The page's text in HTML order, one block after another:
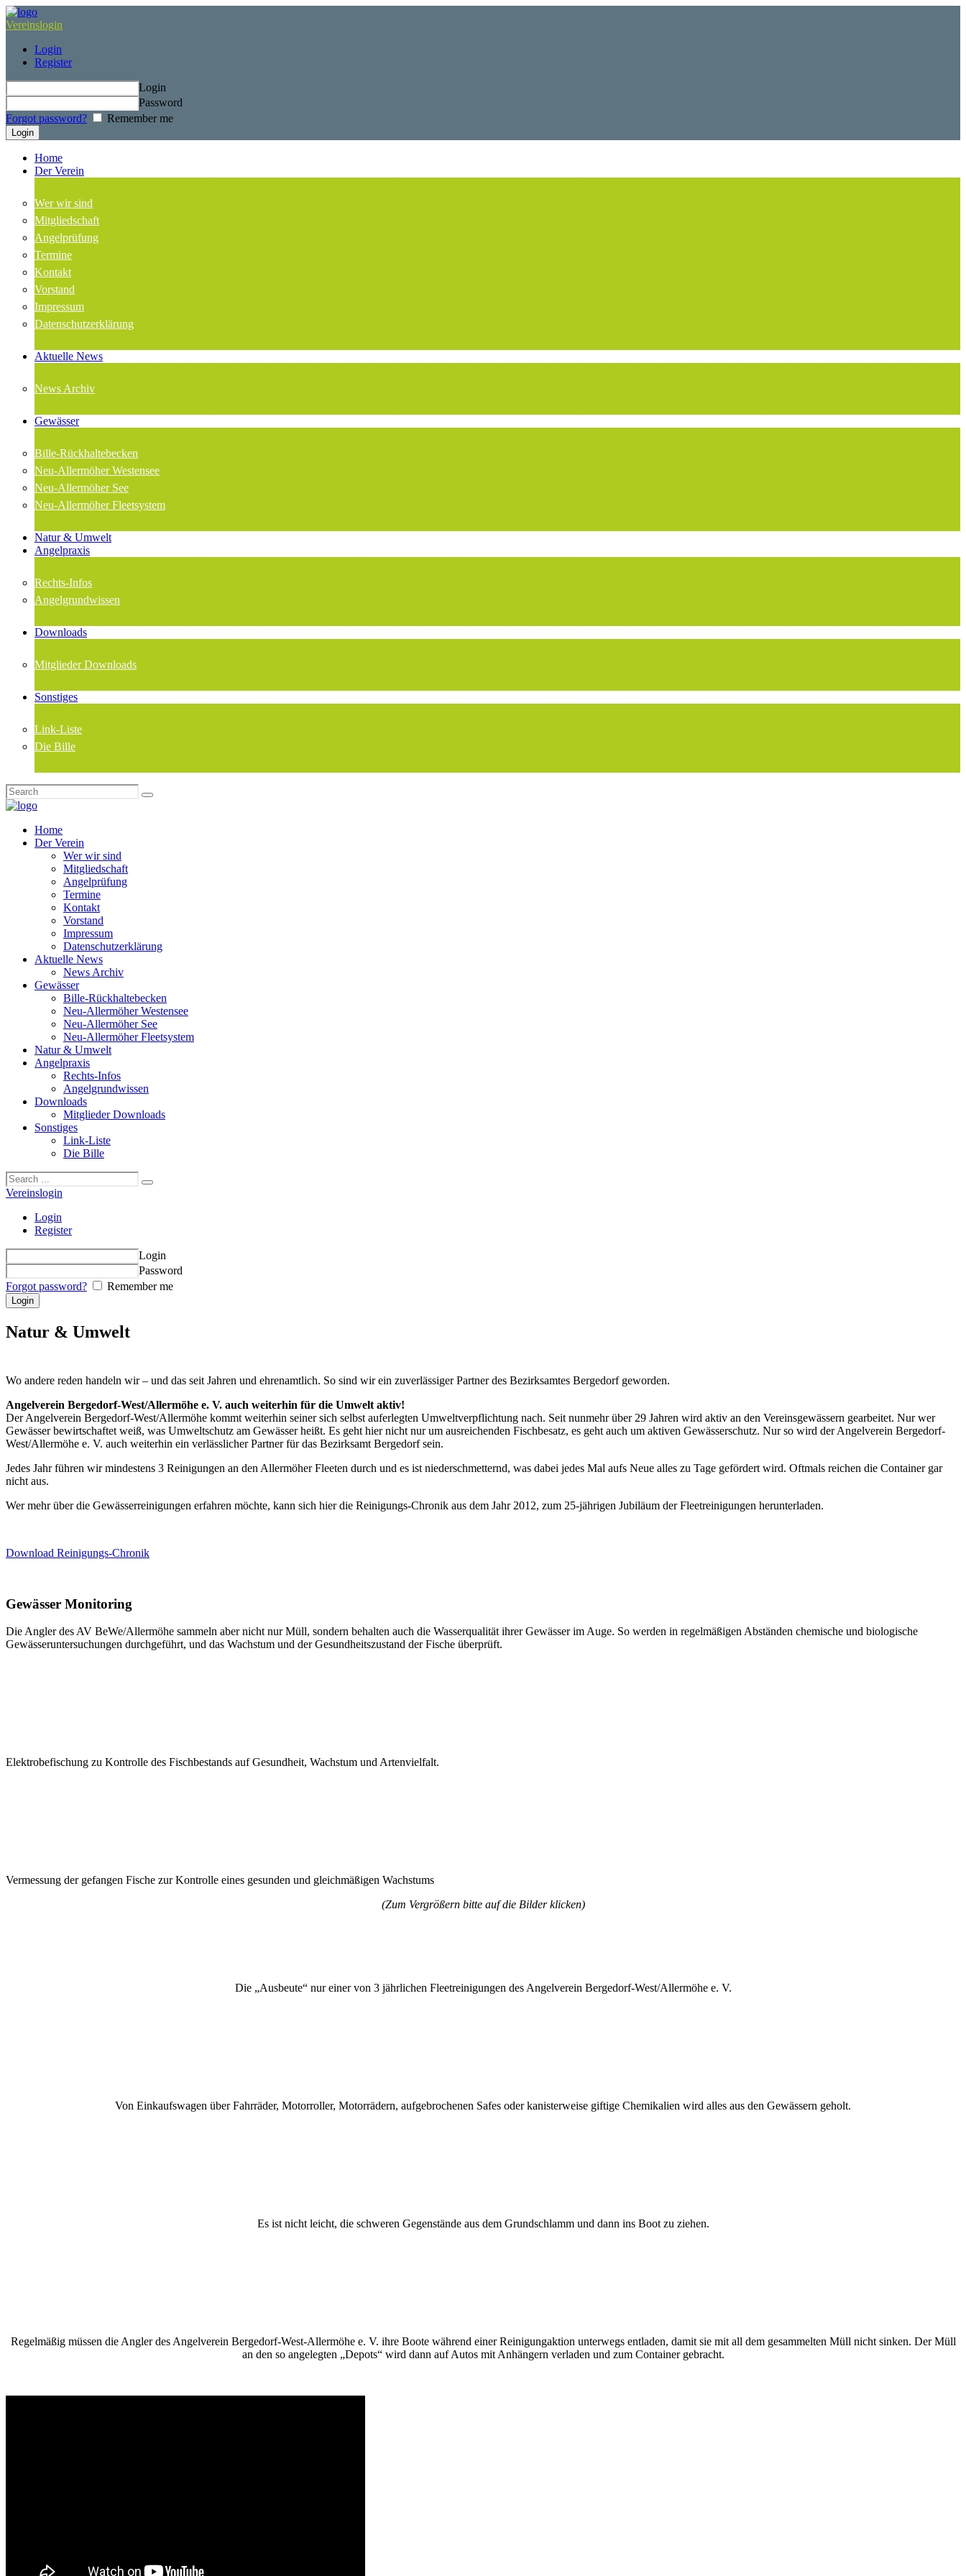
Vereinslogin
Login
Register
Login
Password
Forgot password?
Remember me
Home
Der Verein
Wer wir sind
Mitgliedschaft
Angelprüfung
Termine
Kontakt
Vorstand
Impressum
Datenschutzerklärung
Aktuelle News
News Archiv
Gewässer
Bille-Rückhaltebecken
Neu-Allermöher Westensee
Neu-Allermöher See
Neu-Allermöher Fleetsystem
Natur & Umwelt
Angelpraxis
Rechts-Infos
Angelgrundwissen
Downloads
Mitglieder Downloads
Sonstiges
Link-Liste
Die Bille
Home
Der Verein
Wer wir sind
Mitgliedschaft
Angelprüfung
Termine
Kontakt
Vorstand
Impressum
Datenschutzerklärung
Aktuelle News
News Archiv
Gewässer
Bille-Rückhaltebecken
Neu-Allermöher Westensee
Neu-Allermöher See
Neu-Allermöher Fleetsystem
Natur & Umwelt
Angelpraxis
Rechts-Infos
Angelgrundwissen
Downloads
Mitglieder Downloads
Sonstiges
Link-Liste
Die Bille
Vereinslogin
Login
Register
Login
Password
Forgot password?
Remember me
Natur & Umwelt
Wo andere reden handeln wir – und das seit Jahren und ehrenamtlich. So sind wir ein zuverlässiger Partner des Bezirksamtes Bergedorf geworden.
Angelverein Bergedorf-West/Allermöhe e. V. auch weiterhin für die Umwelt aktiv!
Der Angelverein Bergedorf-West/Allermöhe kommt weiterhin seiner sich selbst auferlegten Umweltverpflichtung nach. Seit nunmehr über 29 Jahren wird aktiv an den Vereinsgewässern gearbeitet. Nur wer
Gewässer bewirtschaftet weiß, was Umweltschutz am Gewässer heißt. Es geht hier nicht nur um ausreichenden Fischbesatz, es geht auch um aktiven Gewässerschutz. Nur so wird der Angelverein Bergedorf-
West/Allermöhe e. V. auch weiterhin ein verlässlicher Partner für das Bezirksamt Bergedorf sein.
Jedes Jahr führen wir mindestens 3 Reinigungen an den Allermöher Fleeten durch und es ist niederschmetternd, was dabei jedes Mal aufs Neue alles zu Tage gefördert wird. Oftmals reichen die Container gar
nicht aus.
Wer mehr über die Gewässerreinigungen erfahren möchte, kann sich hier die Reinigungs-Chronik aus dem Jahr 2012, zum 25-jährigen Jubiläum der Fleetreinigungen herunterladen.
Download Reinigungs-Chronik
Gewässer Monitoring
Die Angler des AV BeWe/Allermöhe sammeln aber nicht nur Müll, sondern behalten auch die Wasserqualität ihrer Gewässer im Auge. So werden in regelmäßigen Abständen chemische und biologische
Gewässeruntersuchungen durchgeführt, und das Wachstum und der Gesundheitszustand der Fische überprüft.
Elektrobefischung zu Kontrolle des Fischbestands auf Gesundheit, Wachstum und Artenvielfalt.
Vermessung der gefangen Fische zur Kontrolle eines gesunden und gleichmäßigen Wachstums
(Zum Vergrößern bitte auf die Bilder klicken)
Die „Ausbeute“ nur einer von 3 jährlichen Fleetreinigungen des Angelverein Bergedorf-West/Allermöhe e. V.
Von Einkaufswagen über Fahrräder, Motorroller, Motorrädern, aufgebrochenen Safes oder kanisterweise giftige Chemikalien wird alles aus den Gewässern geholt.
Es ist nicht leicht, die schweren Gegenstände aus dem Grundschlamm und dann ins Boot zu ziehen.
Regelmäßig müssen die Angler des Angelverein Bergedorf-West-Allermöhe e. V. ihre Boote während einer Reinigungaktion unterwegs entladen, damit sie mit all dem gesammelten Müll nicht sinken. Der Müll
an den so angelegten „Depots“ wird dann auf Autos mit Anhängern verladen und zum Container gebracht.